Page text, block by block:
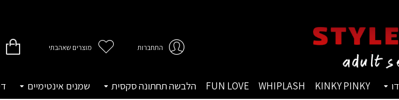
התחברות מוצרים שאהבתי
KINKY PINKY
WHIPLASH
FUN LOVE הלבשה תחתונה סקסית שמנים אינטימיים